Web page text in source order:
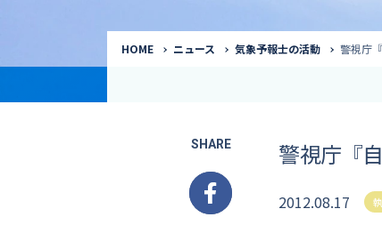
HOME ニュース 気象予報士の活動 警視庁
SHARE
Facebook
警視庁『
2012.08.17